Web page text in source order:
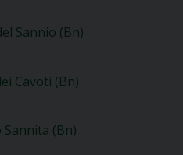
Sannio (Bn)
Cavoti (Bn)
(Bn)